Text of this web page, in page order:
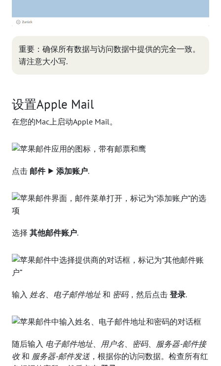
重要：确保所有数据与访问数据中提供的完全一致。
请注意大小写.
设置Apple Mail
在您的Mac上启动Apple Mail。
点击 邮件 ⯈ 添加账户.
选择 其他邮件账户.
输入 姓名、 电子邮件地址和 密码，然后点击 登录.
随后输入 电子邮件地址、 用户名、 密码、 服务器-邮件接
收和 服务器-邮件发送 ，根据你的访问数据。检查所有红